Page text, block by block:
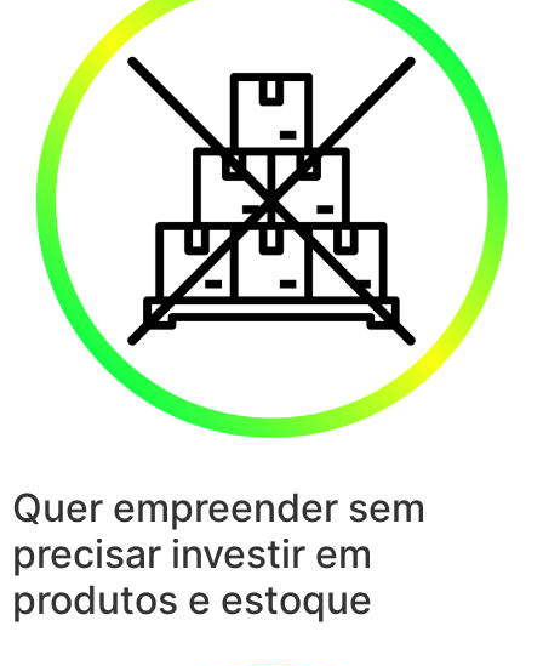
Quer empreender sem
precisar investir em
produtos e estoque